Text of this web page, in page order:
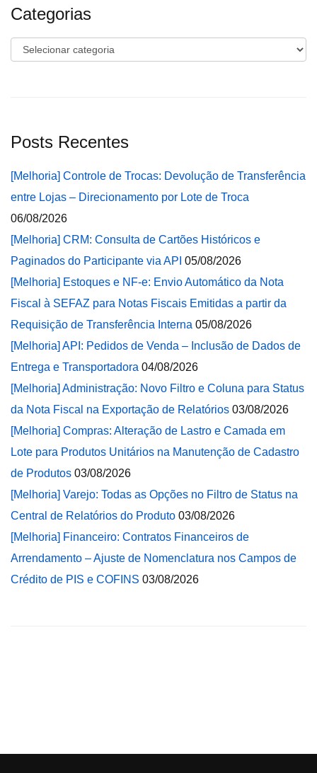
Categorias
Categorias
Posts Recentes
[Melhoria] Controle de Trocas: Devolução de Transferência
entre Lojas – Direcionamento por Lote de Troca
06/08/2026
[Melhoria] CRM: Consulta de Cartões Históricos e
Paginados do Participante via API 05/08/2026
[Melhoria] Estoques e NF-e: Envio Automático da Nota
Fiscal à SEFAZ para Notas Fiscais Emitidas a partir da
Requisição de Transferência Interna 05/08/2026
[Melhoria] API: Pedidos de Venda – Inclusão de Dados de
Entrega e Transportadora 04/08/2026
[Melhoria] Administração: Novo Filtro e Coluna para Status
da Nota Fiscal na Exportação de Relatórios 03/08/2026
[Melhoria] Compras: Alteração de Lastro e Camada em
Lote para Produtos Unitários na Manutenção de Cadastro
de Produtos 03/08/2026
[Melhoria] Varejo: Todas as Opções no Filtro de Status na
Central de Relatórios do Produto 03/08/2026
[Melhoria] Financeiro: Contratos Financeiros de
Arrendamento – Ajuste de Nomenclatura nos Campos de
Crédito de PIS e COFINS 03/08/2026